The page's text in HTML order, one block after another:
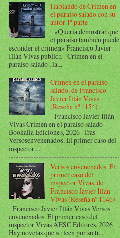
Hablando de Crimen en
el paraíso salado con su
autor 1ª parte
«Quería demostrar que
el paraíso también puede
esconder el crimen» Francisco Javier
Illán Vivas publica Crimen en el
paraíso salado , la...
Crimen en el paraíso
salado, de Francisco
Javier Illán Vivas
(Reseña nº 1154)
Francisco Javier Illán
Vivas Crimen en el paraíso salado
Bookalia Ediciones, 2026 Tras
Versosenvenenados. El primer caso del
inspector ...
Versos envenenados. El
primer caso del
inspector Vivas, de
Francisco Javier Illán
Vivas (Reseña nº 1146)
Francisco Javier Illán Vivas Versos
envenenados. El primer caso del
inspector Vivas AESC Editores, 2026
Hay novelas que se leen por su tr...